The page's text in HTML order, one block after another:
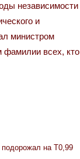
независимости
и
министром
фамилии всех, кто
подорожал на Т0,99